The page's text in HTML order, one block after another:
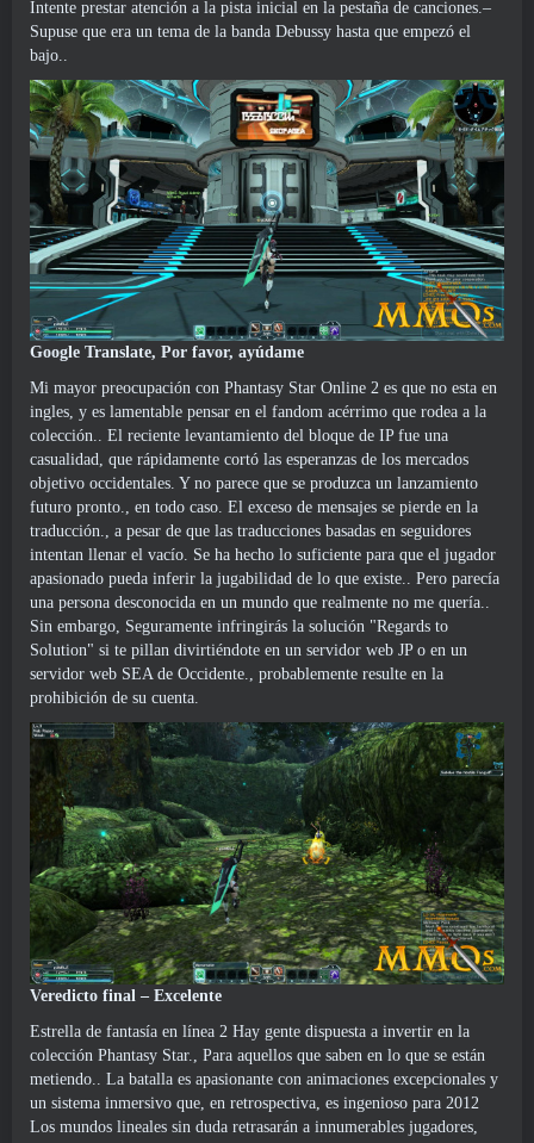
Intente prestar atención a la pista inicial en la pestaña de canciones.–
Supuse que era un tema de la banda Debussy hasta que empezó el
bajo..
Google Translate, Por favor, ayúdame
Mi mayor preocupación con Phantasy Star Online 2 es que no esta en
ingles, y es lamentable pensar en el fandom acérrimo que rodea a la
colección.. El reciente levantamiento del bloque de IP fue una
casualidad, que rápidamente cortó las esperanzas de los mercados
objetivo occidentales. Y no parece que se produzca un lanzamiento
futuro pronto., en todo caso. El exceso de mensajes se pierde en la
traducción., a pesar de que las traducciones basadas en seguidores
intentan llenar el vacío. Se ha hecho lo suficiente para que el jugador
apasionado pueda inferir la jugabilidad de lo que existe.. Pero parecía
una persona desconocida en un mundo que realmente no me quería..
Sin embargo, Seguramente infringirás la solución "Regards to
Solution" si te pillan divirtiéndote en un servidor web JP o en un
servidor web SEA de Occidente., probablemente resulte en la
prohibición de su cuenta.
Veredicto final – Excelente
Estrella de fantasía en línea 2 Hay gente dispuesta a invertir en la
colección Phantasy Star., Para aquellos que saben en lo que se están
metiendo.. La batalla es apasionante con animaciones excepcionales y
un sistema inmersivo que, en retrospectiva, es ingenioso para 2012
Los mundos lineales sin duda retrasarán a innumerables jugadores,